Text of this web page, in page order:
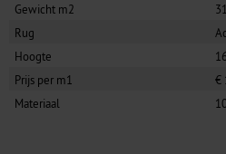
Gewicht m2
Rug
Hoogte
Prijs per m1
€
Materiaal